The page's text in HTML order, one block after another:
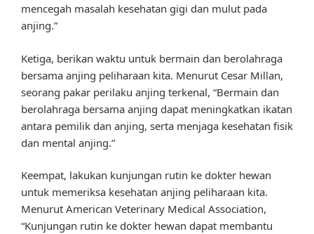
mencegah masalah kesehatan gigi dan mulut pada
anjing.”
Ketiga, berikan waktu untuk bermain dan berolahraga
bersama anjing peliharaan kita. Menurut Cesar Millan,
seorang pakar perilaku anjing terkenal, “Bermain dan
berolahraga bersama anjing dapat meningkatkan ikatan
antara pemilik dan anjing, serta menjaga kesehatan fisik
dan mental anjing.”
Keempat, lakukan kunjungan rutin ke dokter hewan
untuk memeriksa kesehatan anjing peliharaan kita.
Menurut American Veterinary Medical Association,
“Kunjungan rutin ke dokter hewan dapat membantu